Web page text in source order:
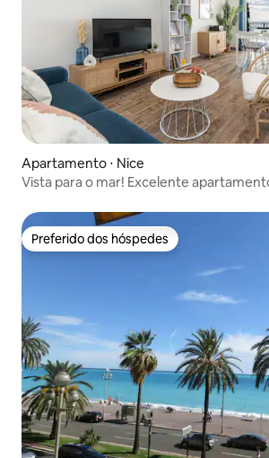
Apartamento ⋅ Nice
Vista para o mar! Excelente
Preferido dos hóspedes
Preferido dos hóspedes